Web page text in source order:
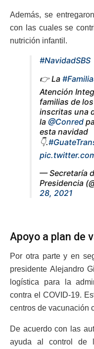
Además, se
con las cuales se
nutrición infantil.
#NavidadSBS
👉 La
Atención
familias de
inscritas una
la @Conred
esta navidad
👇.
— Secretaría
Presidencia
28, 2021
Apoyo a plan de
Por otra parte y en
presidente Alejandro
logística para la
contra el COVID-19.
centros de vacunación
De acuerdo con las
ayuda al control de